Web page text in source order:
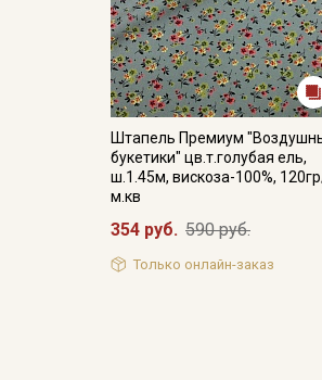
Штапель Премиум
букетики" цв.т.голубая ель,
ш.1.45м, вискоза-100%,
м.кв
354 руб. 590 руб.
Только онлайн-заказ